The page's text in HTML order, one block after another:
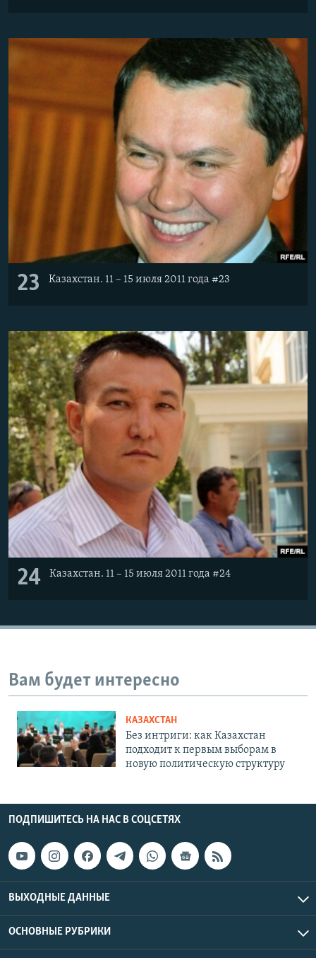
23 Казахстан. 11 – 15 июля 2011 года #23
24 Казахстан. 11 – 15 июля 2011 года #24
Вам будет интересно
КАЗАХСТАН
Без интриги: как Казахстан
подходит к первым выборам в
новую политическую структуру
ПОДПИШИТЕСЬ НА НАС В СОЦСЕТЯХ
ВЫХОДНЫЕ ДАННЫЕ
ОСНОВНЫЕ РУБРИКИ